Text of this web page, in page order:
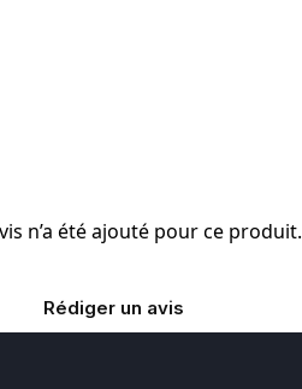
n’a été ajouté pour ce produit.
Rédiger un avis